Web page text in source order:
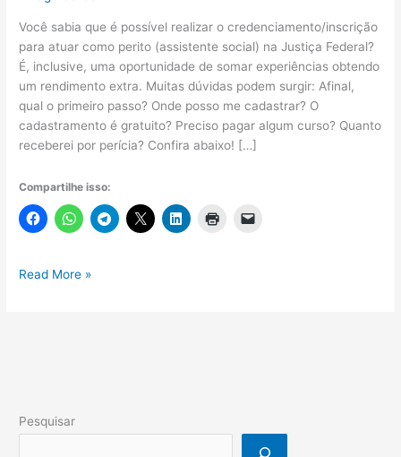
Você sabia que é possível realizar o credenciamento/inscrição
para atuar como perito (assistente social) na Justiça Federal?
É, inclusive, uma oportunidade de somar experiências obtendo
um rendimento extra. Muitas dúvidas podem surgir: Afinal,
qual o primeiro passo? Onde posso me cadastrar? O
cadastramento é gratuito? Preciso pagar algum curso? Quanto
receberei por perícia? Confira abaixo! […]
Compartilhe isso:
Perito
Tudo
Read More »
Pesquisar